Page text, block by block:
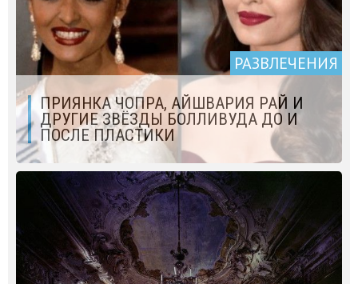
РАЗВЛЕЧЕНИЯ
ПРИЯНКА ЧОПРА, АЙШВАРИЯ РАЙ И
ДРУГИЕ ЗВЁЗДЫ БОЛЛИВУДА ДО И
ПОСЛЕ ПЛАСТИКИ